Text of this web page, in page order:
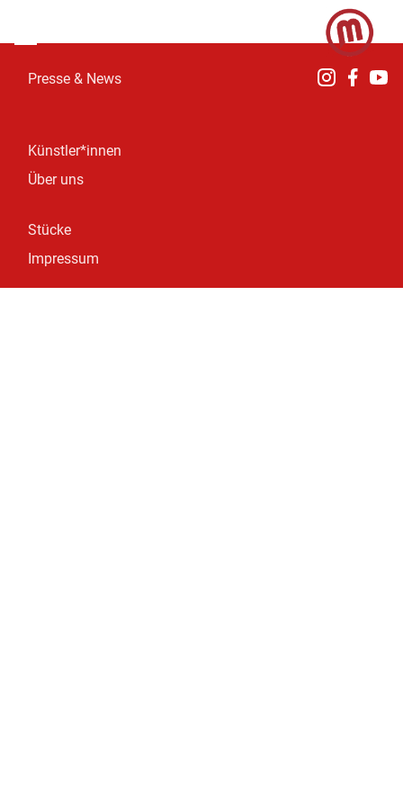
Presse & News
Künstler*innen
Über uns
Stücke
Impressum